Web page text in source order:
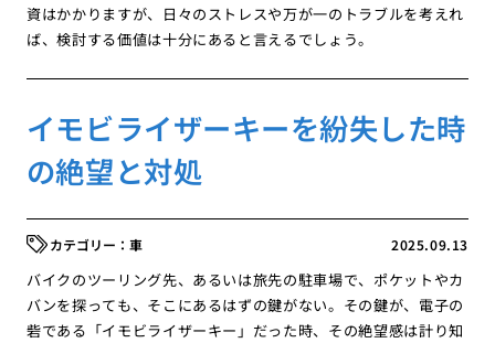
資はかかりますが、日々のストレスや万が一のトラブルを考えれ
ば、検討する価値は十分にあると言えるでしょう。
イモビライザーキーを紛失した時
の絶望と対処
2025.09.13
車
バイクのツーリング先、あるいは旅先の駐車場で、ポケットやカ
バンを探っても、そこにあるはずの鍵がない。その鍵が、電子の
砦である「イモビライザーキー」だった時、その絶望感は計り知